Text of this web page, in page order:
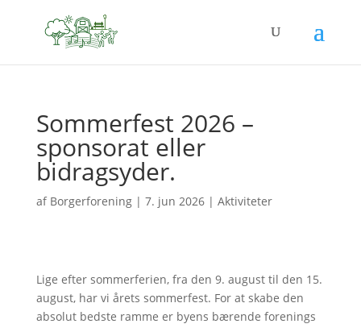
Sommerfest 2026 –
sponsorat eller
bidragsyder.
af Borgerforening| 7. jun 2026| Aktiviteter
Lige efter sommerferien, fra den 9. august til den 15.
august, har vi årets sommerfest. For at skabe den
absolut bedste ramme er byens bærende forenings